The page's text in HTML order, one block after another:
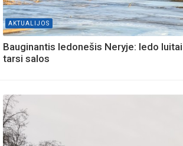
AKTUALIJOS
Bauginantis ledonešis Neryje: ledo
tarsi salos